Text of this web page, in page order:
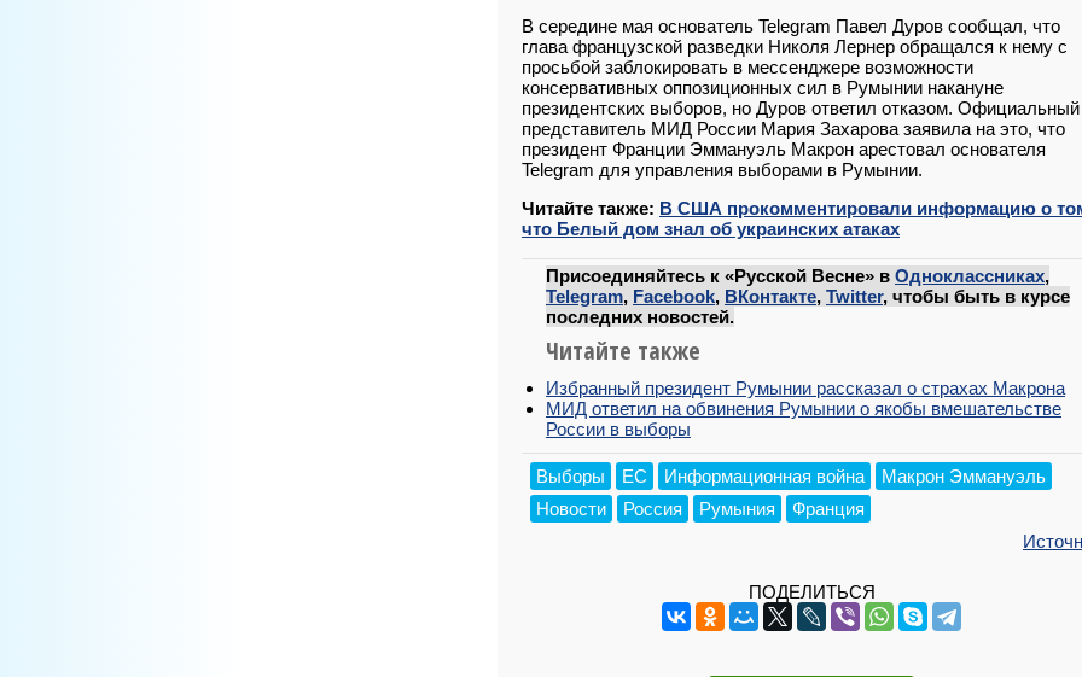
В середине мая основатель Telegram Павел Дуров сообщал, что
глава французской разведки Николя Лернер обращался к нему с
просьбой заблокировать в мессенджере возможности
консервативных оппозиционных сил в Румынии накануне
президентских выборов, но Дуров ответил отказом. Официальный
представитель МИД России Мария Захарова заявила на это, что
президент Франции Эммануэль Макрон арестовал основателя
Telegram для управления выборами в Румынии.
Читайте также: В США прокомментировали информацию о
что Белый дом знал об украинских атаках
Присоединяйтесь к «Русской Весне» в Одноклассниках,
Telegram, Facebook, ВКонтакте, Twitter, чтобы быть в курсе
последних новостей.
Читайте также
Избранный президент Румынии рассказал о страхах Макрона
МИД ответил на обвинения Румынии о якобы вмешательстве
России в выборы
Выборы ЕС Информационная война
Макрон Эммануэль
Новости
Россия Румыния
Франция
ПОДЕЛИТЬСЯ